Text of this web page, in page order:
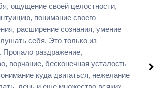
ощущение своей целостности,
понимание своего
расширение сознания, умение
себя. Это только из
Пропало раздражение,
ворчание, бесконечная усталость
куда двигаться, нежелание